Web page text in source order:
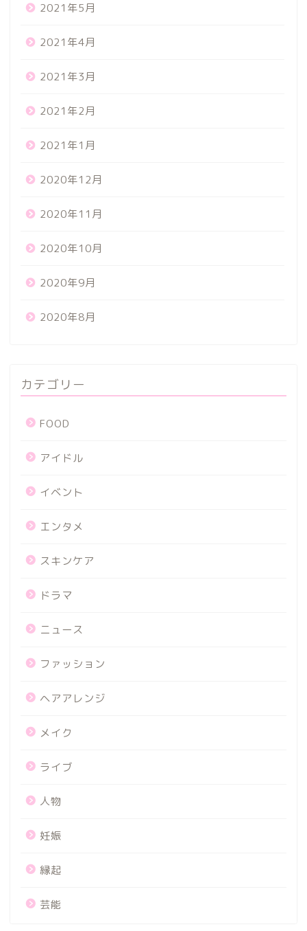
2021年5月
2021年4月
2021年3月
2021年2月
2021年1月
2020年12月
2020年11月
2020年10月
2020年9月
2020年8月
カテゴリー
FOOD
アイドル
イベント
エンタメ
スキンケア
ドラマ
ニュース
ファッション
ヘアアレンジ
メイク
ライブ
人物
妊娠
縁起
芸能